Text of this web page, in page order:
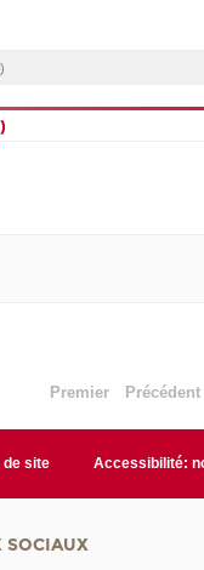
Premier Précédent
de site Accessibilité:
SOCIAUX